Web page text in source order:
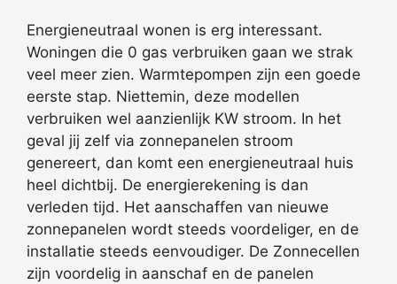
Energieneutraal wonen is erg interessant.
Woningen die 0 gas verbruiken gaan we strak
veel meer zien. Warmtepompen zijn een goede
eerste stap. Niettemin, deze modellen
verbruiken wel aanzienlijk KW stroom. In het
geval jij zelf via zonnepanelen stroom
genereert, dan komt een energieneutraal huis
heel dichtbij. De energierekening is dan
verleden tijd. Het aanschaffen van nieuwe
zonnepanelen wordt steeds voordeliger, en de
installatie steeds eenvoudiger. De Zonnecellen
zijn voordelig in aanschaf en de panelen